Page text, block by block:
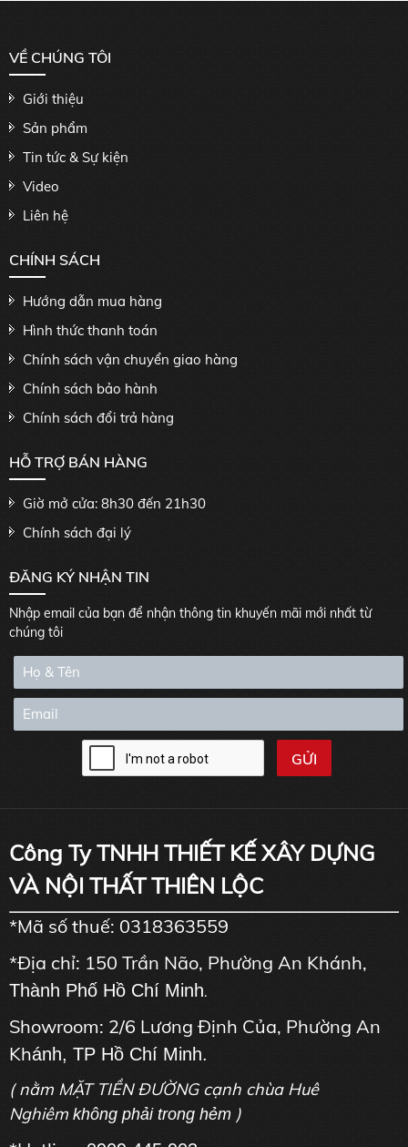
VỀ CHÚNG TÔI
Giới thiệu
Sản phẩm
Tin tức & Sự kiện
Video
Liên hệ
CHÍNH SÁCH
Hướng dẫn mua hàng
Hình thức thanh toán
Chính sách vận chuyển giao hàng
Chính sách bảo hành
Chính sách đổi trả hàng
HỖ TRỢ BÁN HÀNG
Giờ mở cửa: 8h30 đến 21h30
Chính sách đại lý
ĐĂNG KÝ NHẬN TIN
Nhập email của bạn để nhận thông tin khuyến mãi mới nhất từ
chúng tôi
Công Ty TNHH THIẾT KẾ XÂY DỰNG
VÀ NỘI THẤT THIÊN LỘC
*Mã số thuế: 0318363559
*Địa chỉ: 150 Trần Não, Phường An Khánh,
Thành Phố Hồ Chí Minh.
Showroom: 2/6 Lương Định Của, Phường An
Khánh, TP Hồ Chí Minh.
( nằm MẶT TIỀN ĐƯỜNG cạnh chùa Huê
Nghiêm không phải trong hẻm )